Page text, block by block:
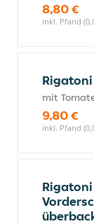
8,80 €
inkl. Pfand
mit
9,80 €
inkl. Pfand